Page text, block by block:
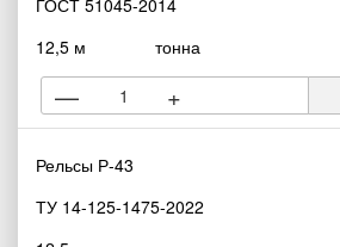
ГОСТ 51045-2014
12,5 м
тонна
— +
Рельсы Р-43
ТУ 14-125-1475-2022